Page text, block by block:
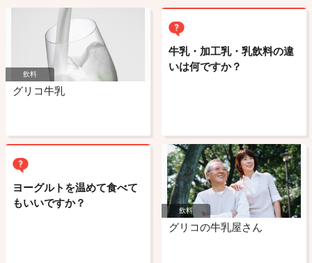
飲料
グリコ牛乳
牛乳・加工乳・乳飲料の違
いは何ですか？
ヨーグルトを温めて食べて
もいいですか？
飲料
グリコの牛乳屋さん